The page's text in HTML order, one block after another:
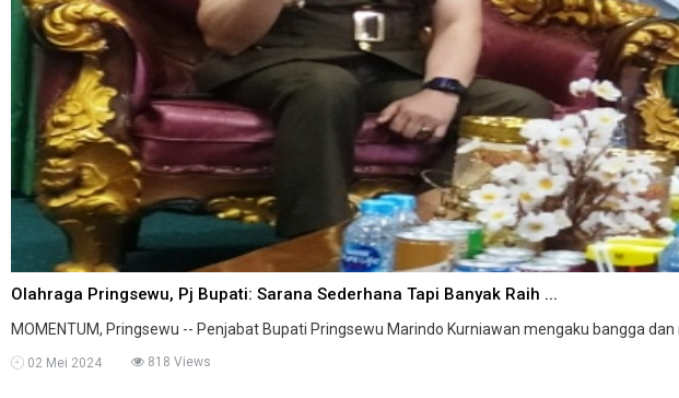
Olahraga Pringsewu, Pj Bupati: Sarana Sederhana Tapi Banyak Raih ...
MOMENTUM, Pringsewu -- Penjabat Bupati Pringsewu Marindo Kurniawan mengaku bangga dan
02 Mei 2024 818 Views